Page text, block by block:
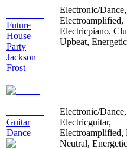
Future
House
Party
Jackson
Frost
Electronic/Dance,
Electroamplified,
Electricpiano,
Upbeat, Energetic
Guitar
Dance
Electronic/Dance,
Electricguitar,
Electroamplified,
Neutral, Energetic